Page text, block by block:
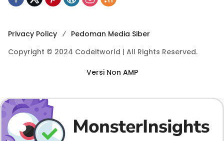
Privacy Policy
Pedoman Media Siber
Copyright © 2024 Codeitworld | All Rights Reserved.
Versi Non AMP